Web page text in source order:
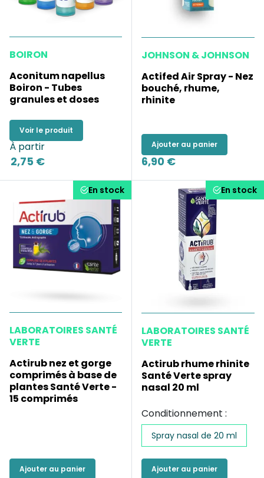
BOIRON
Aconitum napellus
Boiron - Tubes
granules et doses
Voir le produit
À partir
2,75 €
JOHNSON & JOHNSON
Actifed Air Spray - Nez
bouché, rhume,
rhinite
Ajouter au panier
6,90 €
En stock
LABORATOIRES SANTÉ
VERTE
Actirub nez et gorge
comprimés à base de
plantes Santé Verte -
15 comprimés
Ajouter au panier
En stock
LABORATOIRES SANTÉ
VERTE
Actirub rhume rhinite
Santé Verte spray
nasal 20 ml
Conditionnement :
Spray nasal de 20 ml
Ajouter au panier